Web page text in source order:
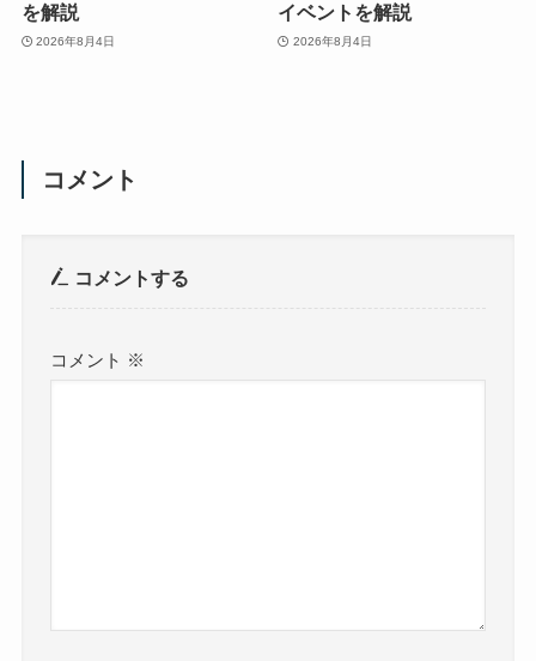
を解説
2026年8月4日
イベントを解説
2026年8月4日
コメント
コメントする
コメント ※